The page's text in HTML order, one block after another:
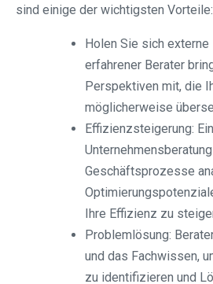
sind einige der wichtigsten Vorteile:
Holen Sie sich externe
erfahrener Berater
Perspektiven mit, die
möglicherweise
Effizienzsteigerung:
Geschäftsprozesse
Ihre Effizienz zu
Problemlösung:
und das Fachwissen,
zu identifizieren und